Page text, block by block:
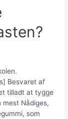
Besvaret af
tilladt at tygge
mest Nådiges,
som